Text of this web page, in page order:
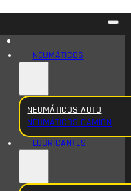
NEUMÁTICOS
NEUMÁTICOS AUTO
NEUMÁTICOS CAMION
LUBRICANTES